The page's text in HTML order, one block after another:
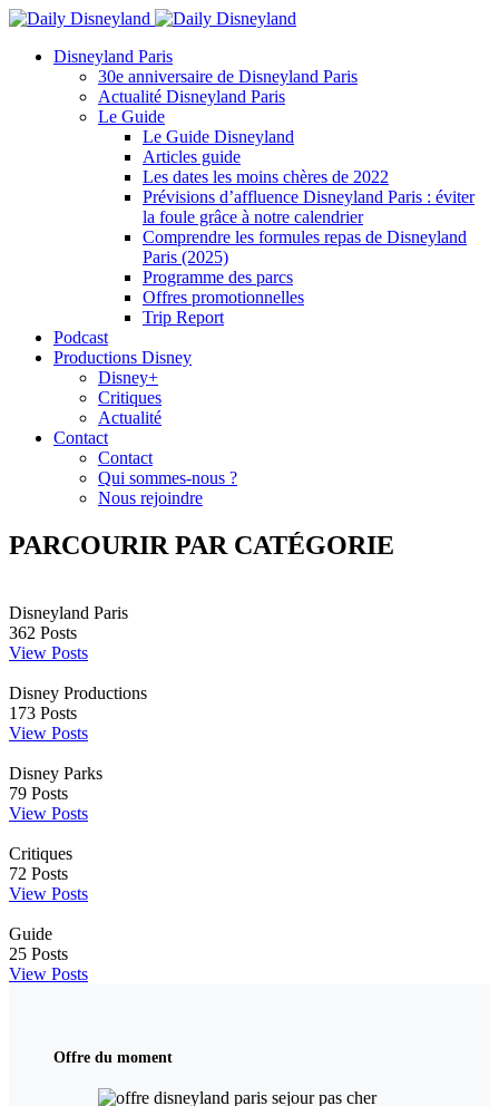
Disneyland Paris
30e anniversaire de Disneyland Paris
Actualité Disneyland Paris
Le Guide
Le Guide Disneyland
Articles guide
Les dates les moins chères de 2022
Prévisions d’affluence Disneyland Paris : éviter
la foule grâce à notre calendrier
Comprendre les formules repas de Disneyland
Paris (2025)
Programme des parcs
Offres promotionnelles
Trip Report
Podcast
Productions Disney
Disney+
Critiques
Actualité
Contact
Contact
Qui sommes-nous ?
Nous rejoindre
PARCOURIR PAR CATÉGORIE
Disneyland Paris
362 Posts
View Posts
Disney Productions
173 Posts
View Posts
Disney Parks
79 Posts
View Posts
Critiques
72 Posts
View Posts
Guide
25 Posts
View Posts
Offre du moment